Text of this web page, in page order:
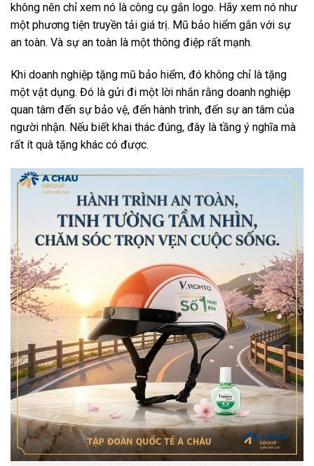
không nên chỉ xem nó là công cụ gắn logo. Hãy xem nó như
một phương tiện truyền tải giá trị. Mũ bảo hiểm gắn với sự
an toàn. Và sự an toàn là một thông điệp rất mạnh.
Khi doanh nghiệp tặng mũ bảo hiểm, đó không chỉ là tặng
một vật dụng. Đó là gửi đi một lời nhắn rằng doanh nghiệp
quan tâm đến sự bảo vệ, đến hành trình, đến sự an tâm của
người nhận. Nếu biết khai thác đúng, đây là tầng ý nghĩa mà
rất ít quà tặng khác có được.